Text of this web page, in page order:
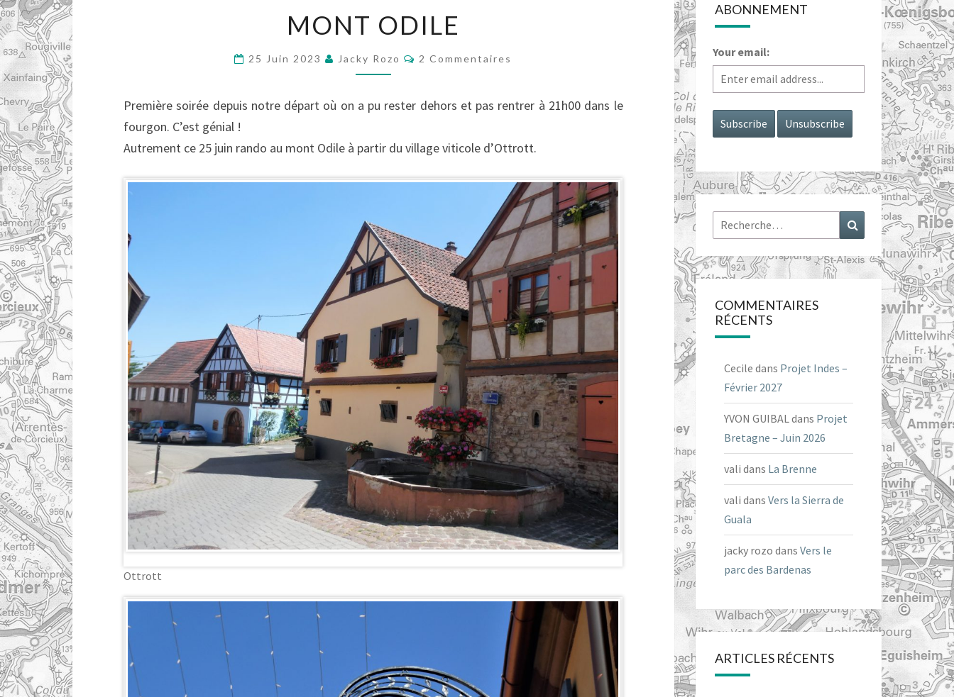
ODILE
MONT ODILE
25 Juin 2023 Jacky Rozo Commentaires
2 Commentaires
Première soirée depuis notre départ où on a pu rester dehors et pas rentrer à 21h00 dans le
fourgon. C’est génial !
Autrement ce 25 juin rando au mont Odile à partir du village viticole d’Ottrott.
Ottrott
ABONNEMENT
Your email:
Rechercher : Recherche
COMMENTAIRES
RÉCENTS
Cecile dans Projet Indes –
Février 2027
YVON GUIBALdans Projet
Bretagne – Juin 2026
vali dans La Brenne
vali dans Vers la Sierra de
Guala
jacky rozo dans Vers le
parc des Bardenas
ARTICLES RÉCENTS